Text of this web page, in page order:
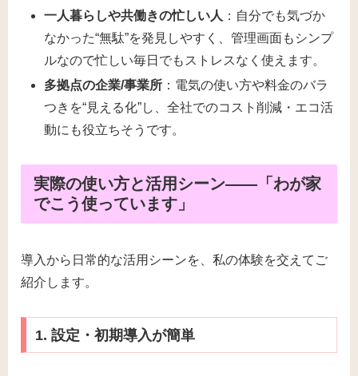
一人暮らしや共働きの忙しい人 ：自分でも気づか
なかった“無駄”を発見しやすく、管理画面もシンプ
ルなので忙しい毎日でもストレスなく使えます。
多拠点の企業/事業所 ：電気の使い方や料金のバラ
つきを“見える化”し、全社でのコスト削減・エコ活
動にも役立ちそうです。
実際の使い方と活用シーン――「わが家
でこう使っています」
導入から日常的な活用シーンを、私の体験を交えてご
紹介します。
1. 設定・初期導入が簡単